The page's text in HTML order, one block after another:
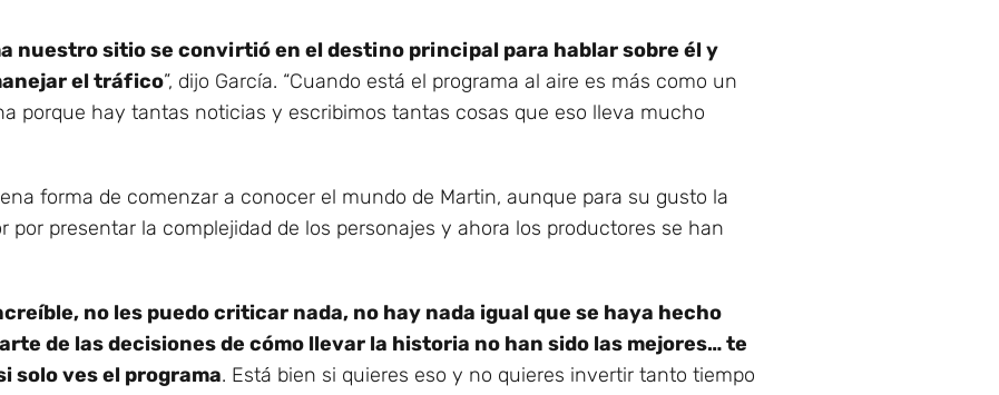
nuestro sitio se convirtió en el destino principal para hablar sobre él y
el tráfico”, dijo García. “Cuando está el programa al aire es más como un
porque hay tantas noticias y escribimos tantas cosas que eso lleva mucho
forma de comenzar a conocer el mundo de Martin, aunque para su gusto la
por presentar la complejidad de los personajes y ahora los productores se han
no les puedo criticar nada, no hay nada igual que se haya hecho
de las decisiones de cómo llevar la historia no han sido las mejores… te
solo ves el programa. Está bien si quieres eso y no quieres invertir tanto tiempo